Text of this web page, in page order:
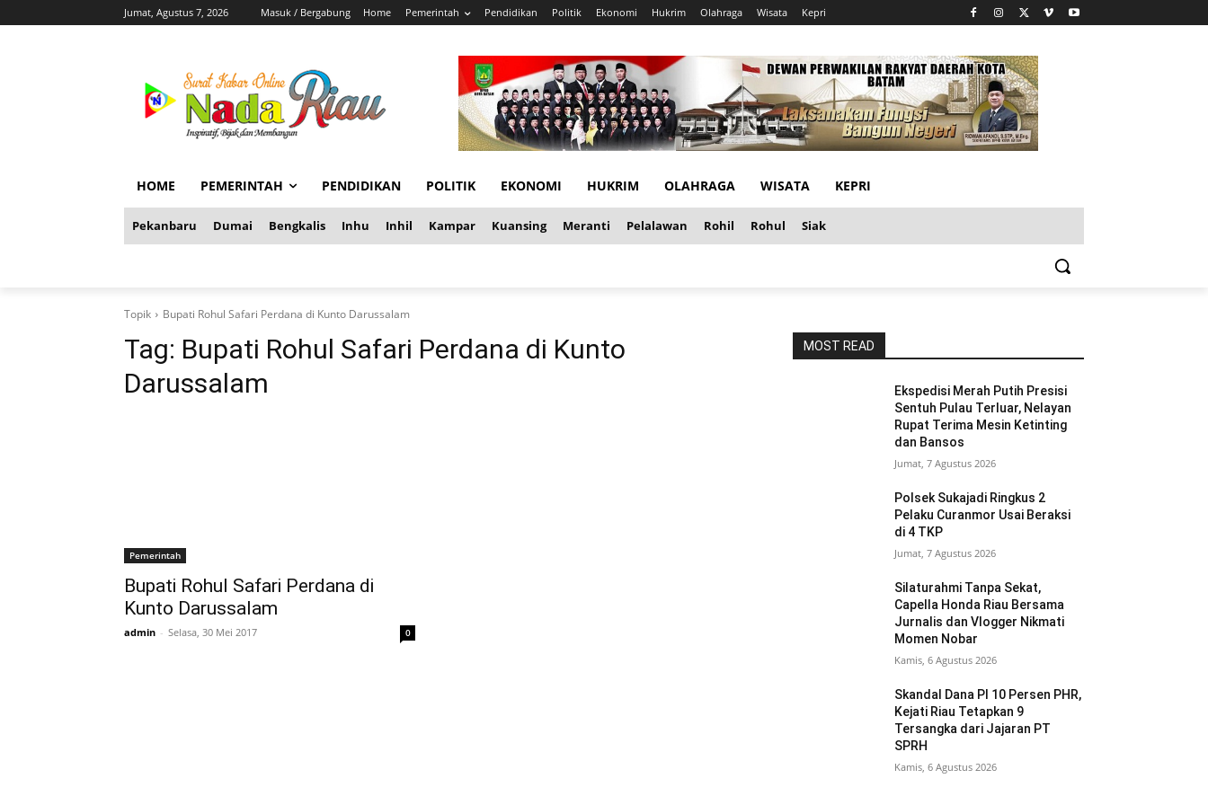
Jumat, Agustus 7, 2026 Masuk / Bergabung Home Pemerintah Pendidikan Politik Ekonomi Hukrim Olahraga Wisata Kepri
HOME PEMERINTAH PENDIDIKAN POLITIK EKONOMI HUKRIM OLAHRAGA WISATA KEPRI
Pekanbaru Dumai Bengkalis Inhu Inhil Kampar Kuansing Meranti Pelalawan Rohil Rohul Siak
Topik Bupati Rohul Safari Perdana di Kunto Darussalam
Tag: Bupati Rohul Safari Perdana di Kunto
Darussalam
Pemerintah
Bupati Rohul Safari Perdana di
Kunto Darussalam
admin - Selasa, 30 Mei 2017 0
MOST READ
Ekspedisi Merah Putih Presisi
Sentuh Pulau Terluar, Nelayan
Rupat Terima Mesin Ketinting
dan Bansos
Jumat, 7 Agustus 2026
Polsek Sukajadi Ringkus 2
Pelaku Curanmor Usai Beraksi
di 4 TKP
Jumat, 7 Agustus 2026
Silaturahmi Tanpa Sekat,
Capella Honda Riau Bersama
Jurnalis dan Vlogger Nikmati
Momen Nobar
Kamis, 6 Agustus 2026
Skandal Dana PI 10 Persen PHR,
Kejati Riau Tetapkan 9
Tersangka dari Jajaran PT
SPRH
Kamis, 6 Agustus 2026